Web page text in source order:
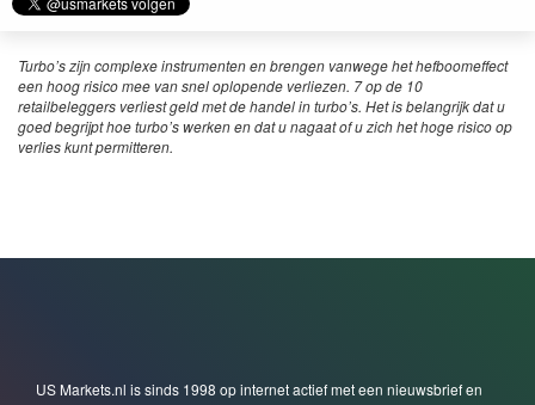
Turbo’s zijn complexe instrumenten en brengen vanwege het hefboomeffect
een hoog risico mee van snel oplopende verliezen. 7 op de 10
retailbeleggers verliest geld met de handel in turbo’s. Het is belangrijk dat u
goed begrijpt hoe turbo’s werken en dat u nagaat of u zich het hoge risico op
verlies kunt permitteren.
US Markets.nl is sinds 1998 op internet actief met een nieuwsbrief en